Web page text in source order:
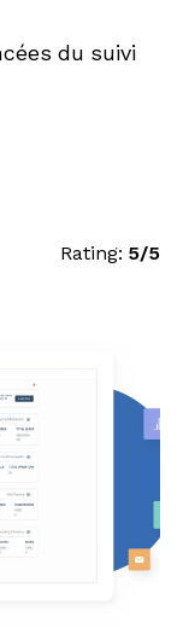
du suivi
Rating: 5/5